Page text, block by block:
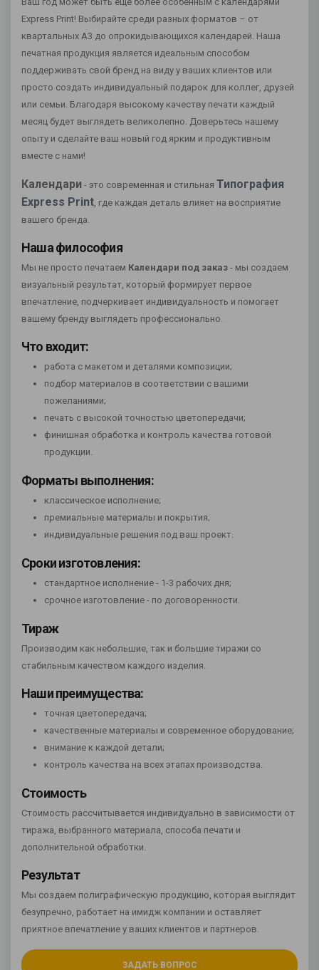
Express Print! Выбирайте среди разных форматов – от
квартальных А3 до опрокидывающихся календарей. Наша
печатная продукция является идеальным способом
поддерживать свой бренд на виду у ваших клиентов или
просто создать индивидуальный подарок для коллег, друзей
или семьи. Благодаря высокому качеству печати каждый
месяц будет выглядеть великолепно. Доверьтесь нашему
опыту и сделайте ваш новый год ярким и продуктивным
вместе с нами!
Календари - это современная и стильная Типография
Express Print, где каждая деталь влияет на восприятие
вашего бренда.
Наша философия
Мы не просто печатаем Календари под заказ - мы создаем
визуальный результат, который формирует первое
впечатление, подчеркивает индивидуальность и помогает
вашему бренду выглядеть профессионально.
Что входит:
работа с макетом и деталями композиции;
подбор материалов в соответствии с вашими
пожеланиями;
печать с высокой точностью цветопередачи;
финишная обработка и контроль качества готовой
продукции.
Форматы выполнения:
классическое исполнение;
премиальные материалы и покрытия;
индивидуальные решения под ваш проект.
Сроки изготовления:
стандартное исполнение - 1-3 рабочих дня;
срочное изготовление - по договоренности.
Тираж
Производим как небольшие, так и большие тиражи со
стабильным качеством каждого изделия.
Наши преимущества:
точная цветопередача;
качественные материалы и современное оборудование;
внимание к каждой детали;
контроль качества на всех этапах производства.
Стоимость
Стоимость рассчитывается индивидуально в зависимости от
тиража, выбранного материала, способа печати и
дополнительной обработки.
Результат
Мы создаем полиграфическую продукцию, которая выглядит
безупречно, работает на имидж компании и оставляет
приятное впечатление у ваших клиентов и партнеров.
ЗАДАТЬ ВОПРОС